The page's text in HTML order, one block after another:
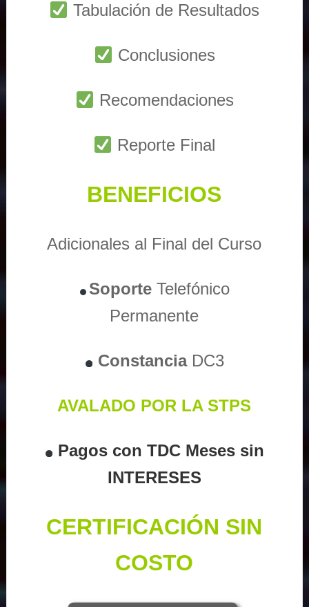
Tabulación de Resultados
Conclusiones
Recomendaciones
Reporte Final
BENEFICIOS
Adicionales al Final del Curso
Soporte Telefónico
Permanente
ConstanciaDC3
AVALADO POR LA STPS
Pagos con TDC Meses sin
INTERESES
CERTIFICACIÓN SIN
COSTO